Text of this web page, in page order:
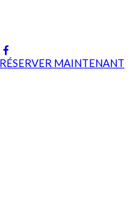
RÉSERVER MAINTENANT